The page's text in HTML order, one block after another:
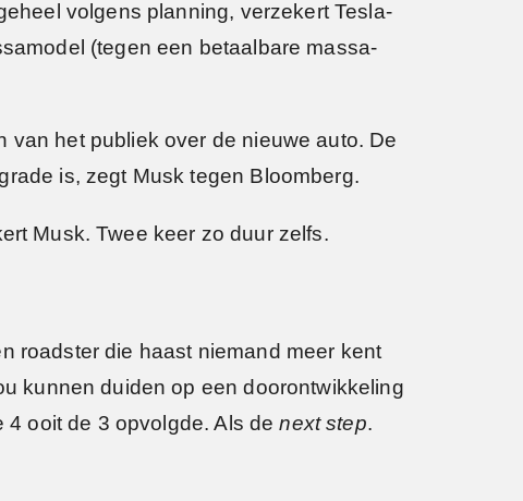
volgens planning, verzekert Tesla-
(tegen een betaalbare massa-
het publiek over de nieuwe auto. De
is, zegt Musk tegen Bloomberg.
Musk. Twee keer zo duur zelfs.
roadster die haast niemand meer kent
kunnen duiden op een doorontwikkeling
4 ooit de 3 opvolgde. Als denext step.